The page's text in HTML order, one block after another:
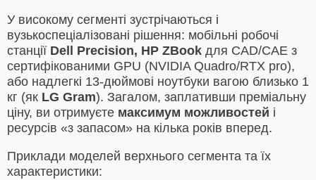
У високому сегменті зустрічаються і
вузькоспеціалізовані рішення: мобільні робочі
станції Dell Precision, HP ZBook для CAD/CAE з
сертифікованими GPU (NVIDIA Quadro/RTX pro),
або надлегкі 13-дюймові ноутбуки вагою близько 1
кг (як LG Gram). Загалом, заплативши преміальну
ціну, ви отримуєте максимум можливостей і
ресурсів «з запасом» на кілька років вперед.
Приклади моделей верхнього сегмента та їх
характеристики: